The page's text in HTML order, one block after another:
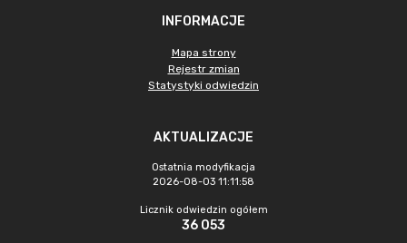
INFORMACJE
Mapa strony
Rejestr zmian
Statystyki odwiedzin
AKTUALIZACJE
Ostatnia modyfikacja
2026-08-03 11:11:58
Licznik odwiedzin ogółem
36 053